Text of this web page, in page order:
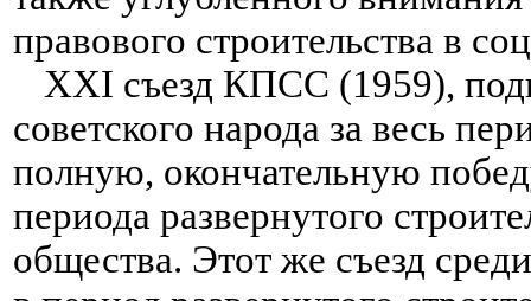
правового строительства в
XXI съезд КПСС (1959),
советского народа за весь
полную, окончательную
периода развернутого
общества. Этот же съезд